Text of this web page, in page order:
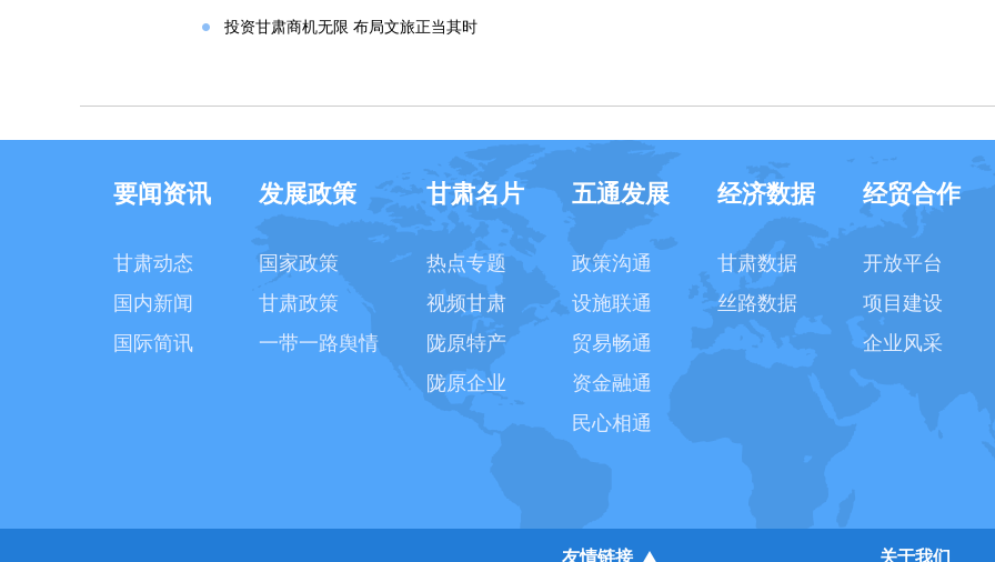
投资甘肃商机无限 布局文旅正当其时
要闻资讯
甘肃动态
国内新闻
国际简讯
发展政策
国家政策
甘肃政策
一带一路舆情
甘肃名片
热点专题
视频甘肃
陇原特产
陇原企业
五通发展
政策沟通
设施联通
贸易畅通
资金融通
民心相通
经济数据
甘肃数据
丝路数据
经贸合作
开放平台
项目建设
企业风采
友情链接 关于我们